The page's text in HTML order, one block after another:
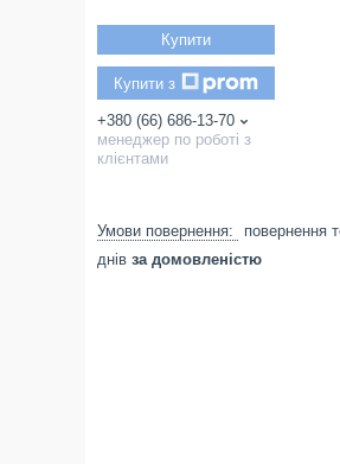
Купити
Купити з
+380 (66) 686-13-70
менеджер по роботі з
клієнтами
повернення
днів за домовленістю